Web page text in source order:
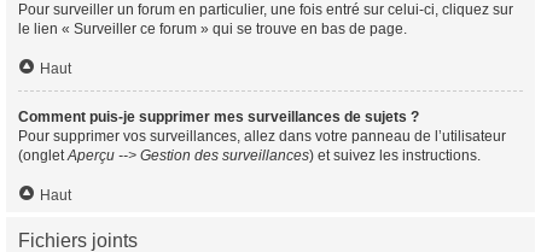
Pour surveiller un forum en particulier, une fois entré sur celui-ci, cliquez sur
le lien « Surveiller ce forum » qui se trouve en bas de page.
Haut
Comment puis-je supprimer mes surveillances de sujets ?
Pour supprimer vos surveillances, allez dans votre panneau de l’utilisateur
(ongletAperçu --> Gestion des surveillances) et suivez les instructions.
Haut
Fichiers joints